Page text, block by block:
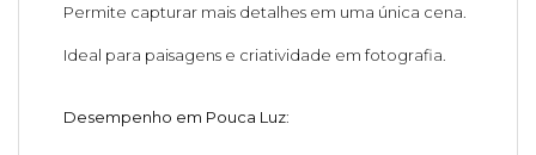
Permite capturar mais detalhes em uma única cena.
Ideal para paisagens e criatividade em fotografia.
Desempenho em Pouca Luz: